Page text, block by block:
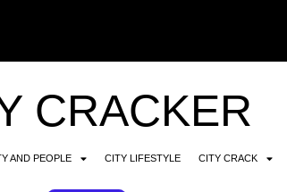
CRACKER
AND PEOPLE CITY LIFESTYLE CITY CRACK